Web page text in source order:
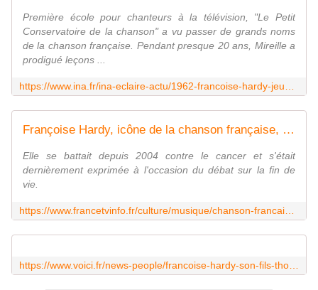
Première école pour chanteurs à la télévision, "Le Petit
Conservatoire de la chanson" a vu passer de grands noms
de la chanson française. Pendant presque 20 ans, Mireille a
prodigué leçons ...
Françoise Hardy, icône de la chanson française, est morte à l'âge de 80 ans, annonce son fils Thomas Dutronc sur les réseaux sociaux
Elle se battait depuis 2004 contre le cancer et s'était
dernièrement exprimée à l'occasion du débat sur la fin de
vie.